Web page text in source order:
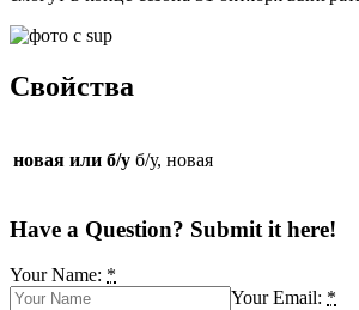
Свойства
новая или б/у б/у, новая
Have a Question? Submit it here!
Your Name: *
Your Email: *